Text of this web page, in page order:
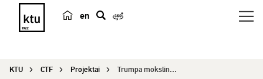
en
e
KTU CTF Projektai Trumpa mokslinė išvyka į Portugaliją